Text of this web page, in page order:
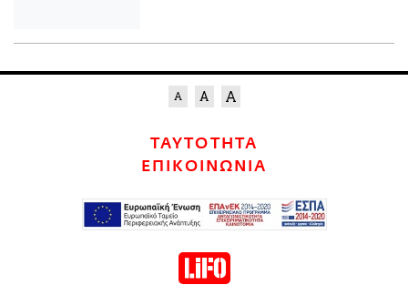
ΤΑΥΤΟΤΗΤΑ
ΕΠΙΚΟΙΝΩΝΙΑ